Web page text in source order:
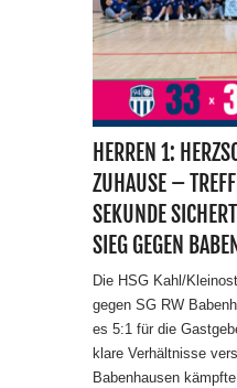
HERREN 1:
ZUHAUSE –
SEKUNDE
SIEG GEGEN
Die HSG Kahl/
gegen SG RW
es 5:1 für die
klare Verhältnisse
Babenhausen